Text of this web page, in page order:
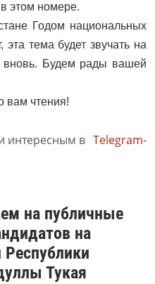
этом номере.
Годом национальных
эта тема будет звучать на
вновь. Будем рады вашей
вам чтения!
интересным в Telegram-
на публичные
на
Республики
Тукая